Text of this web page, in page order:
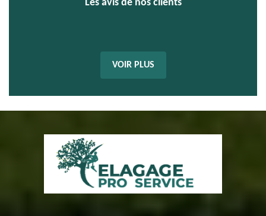
Les avis de nos clients
VOIR PLUS